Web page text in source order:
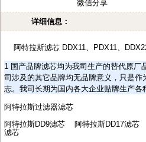
微信分享
详细信息：
阿特拉斯滤芯 DDX11、 PDX11、
1 国产品牌滤芯均为我司生产的替代原
司涉及的其它品牌均无品牌意义，只是
志。我司长期为国内各大企业贴牌生产
阿特拉斯过滤器滤芯
阿特拉斯DD9滤芯 阿特拉斯DD17滤芯
滤芯